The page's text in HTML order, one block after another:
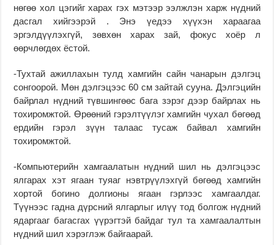
нөгөө хол цэгийг харах гэх мэтээр ээлжлэн харж нүдний
дасгал хийгээрэй . Энэ үедээ хүүхэн хараагаа
эргэлдүүлэхгүй, зөвхөн харах зай, фокус хоёр л
өөрчлөгдөх ёстой.
-Тухтай ажиллахын тулд хамгийн сайн чанарын дэлгэц
сонгоорой. Мөн дэлгэцээс 60 см зайтай сууна. Дэлгэцийн
байрлал нүдний түвшингөөс бага зэрэг дээр байрлах нь
тохиромжтой. Өрөөний гэрэлтүүлэг хамгийн чухал бөгөөд
ердийн гэрэл зүүн талаас тусаж байвал хамгийн
тохиромжтой.
-Компьютерийн хамгаалатын нүдний шил нь дэлгэцээс
ялгарах хэт ягаан туяаг нэвтрүүлэхгүй бөгөөд хамгийн
хортой богино долгионы ягаан гэрлээс хамгаалдаг.
Түүнээс гадна дүрсний ялгарлыг илүү тод болгож нүдний
ядаргааг багасгах үүрэгтэй байдаг тул та хамгаалалтын
нүдний шил хэрэглэж байгаарай.